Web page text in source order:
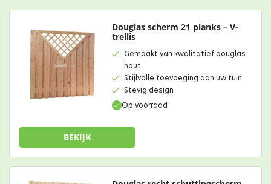
Op voorraad
Douglas scherm 21 planks – V-
trellis
Gemaakt van kwalitatief douglas
hout
Stijlvolle toevoeging aan uw tuin
Stevig design
BEKIJK